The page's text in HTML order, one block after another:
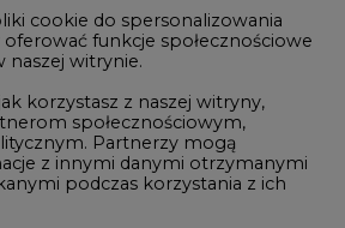
CZYTANE
o swoich preferencjach
i klikając przycisk „Zapisz
i możesz ją w dowolnym
zmieniając ustawienia
zgody pozostanie bez
z prawem używania plików
technologii, którego dokonano
przed jej wycofaniem. Korzystanie